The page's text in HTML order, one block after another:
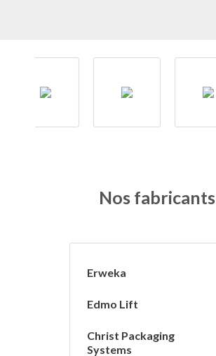
Nos fabricants
Erweka
Edmo Lift
Christ Packaging
Systems